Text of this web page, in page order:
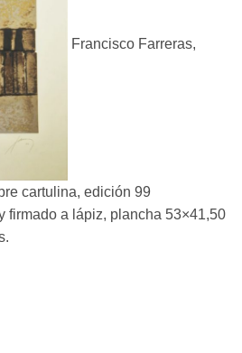
Francisco Farreras,
cartulina, edición 99
firmado a lápiz, plancha 53×41,50